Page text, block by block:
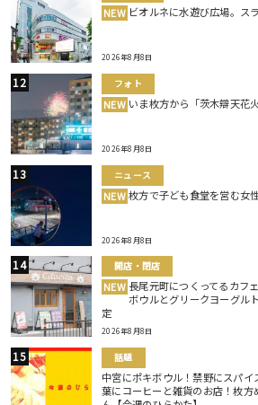
NEW ビオルネに水遊び広場。ス
2026年8月8日
フォト
NEW いま枚方から「茨木辯天花
2026年8月8日
ニュース
NEW 枚方で子ども食堂を営む女
2026年8月8日
開店・閉店
NEW 長尾元町につくってるカフ
ボウルとグリークヨーグル
定
2026年8月8日
話題
中宮にポキボウル！禁野にスパ
葉にコーヒーと雑貨のお店！枚方